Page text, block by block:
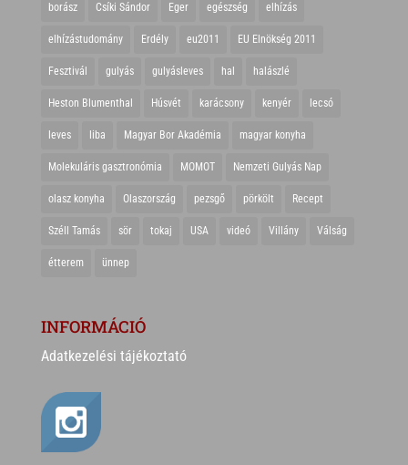
borász Csíki Sándor Eger egészség elhízás
elhízástudomány Erdély eu2011 EU Elnökség 2011
Fesztivál gulyás gulyásleves hal halászlé
Heston Blumenthal Húsvét karácsony kenyér lecsó
leves liba Magyar Bor Akadémia magyar konyha
Molekuláris gasztronómia MOMOT Nemzeti Gulyás Nap
olasz konyha Olaszország pezsgő pörkölt Recept
Széll Tamás sör tokaj USA videó Villány Válság
étterem ünnep
INFORMÁCIÓ
Adatkezelési tájékoztató